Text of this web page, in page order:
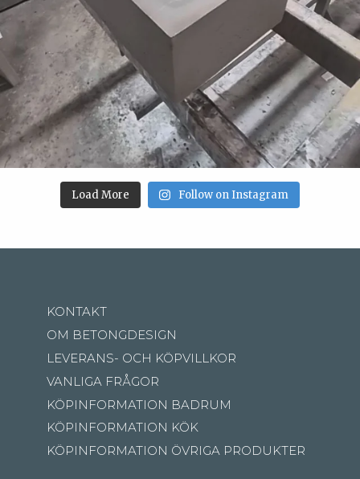
Load More Follow on Instagram
KONTAKT
OM BETONGDESIGN
LEVERANS- OCH KÖPVILLKOR
VANLIGA FRÅGOR
KÖPINFORMATION BADRUM
KÖPINFORMATION KÖK
KÖPINFORMATION ÖVRIGA PRODUKTER